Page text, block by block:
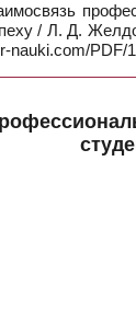
/ Л. Д.
PDF/